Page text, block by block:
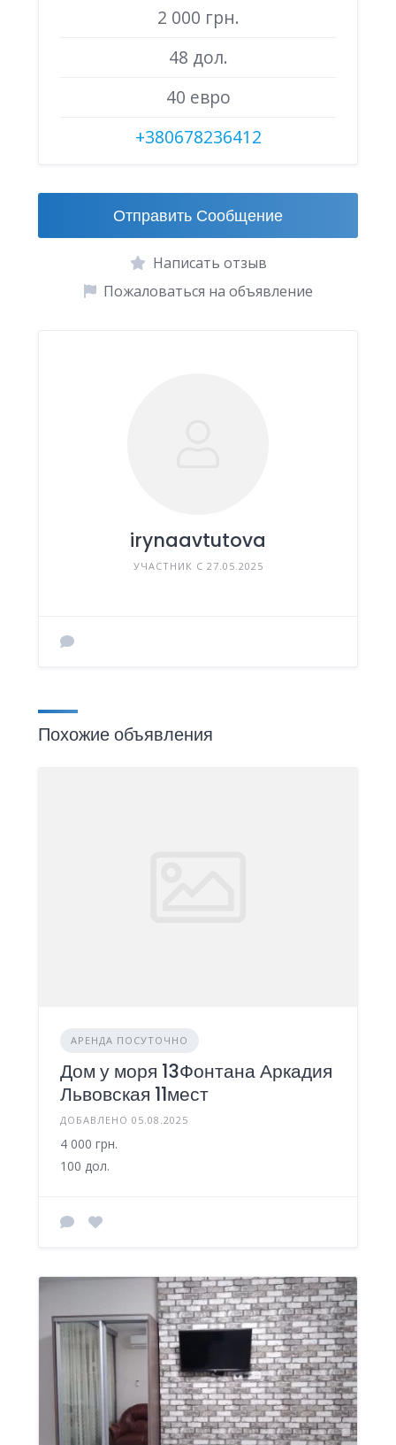
2 000 грн.
48 дол.
40 евро
+380678236412
Отправить Сообщение
Написать отзыв
Пожаловаться на объявление
irynaavtutova
УЧАСТНИК С 27.05.2025
Похожие объявления
АРЕНДА ПОСУТОЧНО
Дом у моря 13Фонтана Аркадия
Львовская 11мест
ДОБАВЛЕНО 05.08.2025
4 000 грн.
100 дол.